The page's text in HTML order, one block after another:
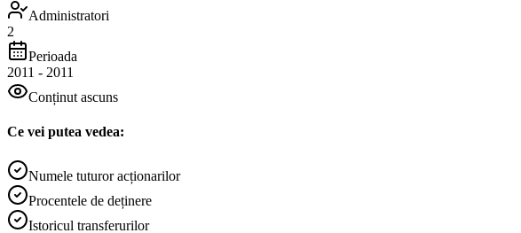
Administratori
2
Perioada
2011 - 2011
Conținut ascuns
Ce vei putea vedea:
Numele tuturor acționarilor
Procentele de deținere
Istoricul transferurilor